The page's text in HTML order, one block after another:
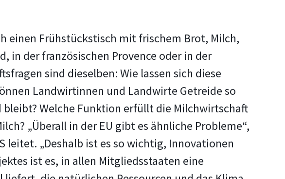
einen Frühstückstisch mit frischem Brot, Milch,
in der französischen Provence oder in der
sind dieselben: Wie lassen sich diese
Landwirtinnen und Landwirte Getreide so
Welche Funktion erfüllt die Milchwirtschaft
„Überall in der EU gibt es ähnliche Probleme“,
leitet. „Deshalb ist es so wichtig, Innovationen
ist es, in allen Mitgliedsstaaten eine